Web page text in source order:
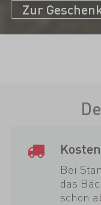
Zur
Bei
das
schon